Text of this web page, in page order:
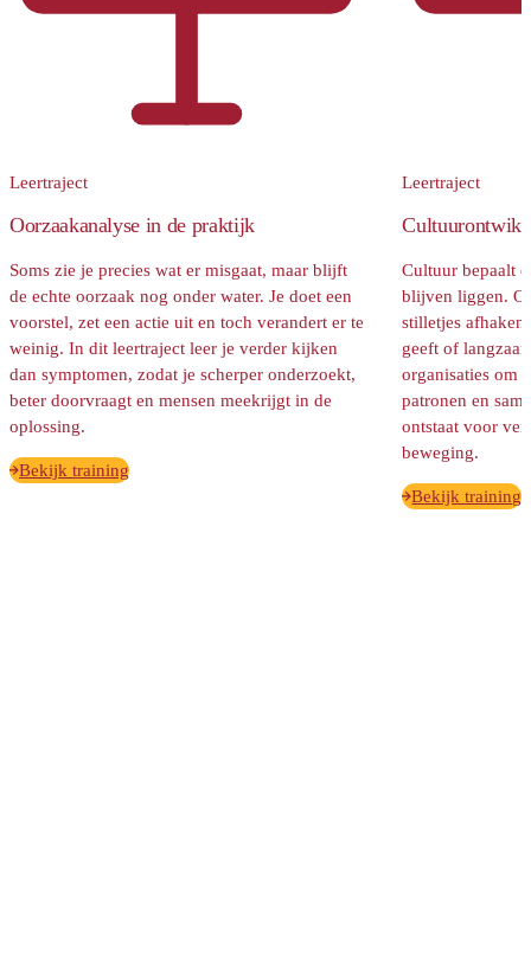
Leertraject
Oorzaakanalyse in de praktijk
Soms zie je precies wat er misgaat, maar blijft
de echte oorzaak nog onder water. Je doet een
voorstel, zet een actie uit en toch verandert er te
weinig. In dit leertraject leer je verder kijken
dan symptomen, zodat je scherper onderzoekt,
beter doorvraagt en mensen meekrijgt in de
oplossing.
Bekijk training
Leertraject
Cultuur bepaalt
blijven liggen.
stilletjes
geeft of
organisaties om
patronen en
ontstaat voor
beweging.
Bekijk training